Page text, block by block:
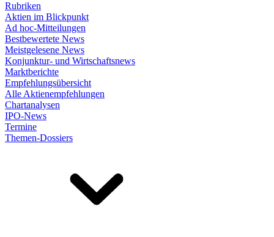
Rubriken
Aktien im Blickpunkt
Ad hoc-Mitteilungen
Bestbewertete News
Meistgelesene News
Konjunktur- und Wirtschaftsnews
Marktberichte
Empfehlungsübersicht
Alle Aktienempfehlungen
Chartanalysen
IPO-News
Termine
Themen-Dossiers